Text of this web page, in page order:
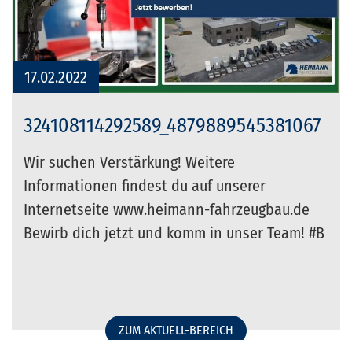
17.02.2022
324108114292589_4879889545381067
Wir suchen Verstärkung! Weitere
Informationen findest du auf unserer
Internetseite www.heimann-fahrzeugbau.de
Bewirb dich jetzt und komm in unser Team! #B
ZUM AKTUELL-BEREICH